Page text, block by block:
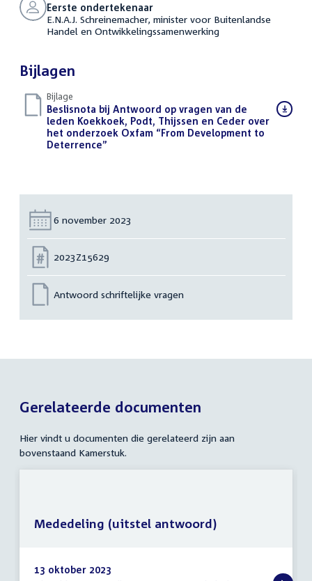
Eerste ondertekenaar
E.N.A.J. Schreinemacher, minister voor Buitenlandse
Handel en Ontwikkelingssamenwerking
Bijlagen
Bijlage
Download
bestand:
Beslisnota bij Antwoord op vragen van de
leden Koekkoek, Podt, Thijssen en Ceder over
het onderzoek Oxfam “From Development to
Deterrence”
Datum:
6 november 2023
Nummer:
2023Z15629
Antwoord schriftelijke vragen
Gerelateerde documenten
Hier vindt u documenten die gerelateerd zijn aan
bovenstaand Kamerstuk.
13 oktober 2023
Mededeling (uitstel antwoord)